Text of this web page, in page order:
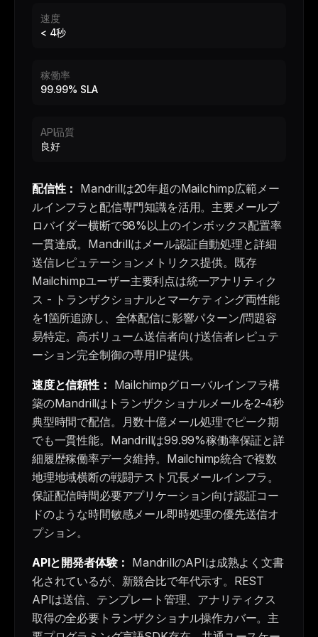
速度
< 4秒
稼働率
99.99% SLA
API品質
良好
配信性： Mandrillは20年超のMailchimp広範メー
ルインフラと配信専門知識を活用。主要メールプ
ロバイダー横断で98%以上のインボックス配置率
一貫達成。Mandrillはメール認証自動処理と詳細
送信レピュテーションメトリクス提供。既存
Mailchimpユーザー主要利点は統一アナリティク
ス - トランザクショナルとマーケティング両性能
を1箇所追跡し、全体配信に影響パターン/問題容
易特定。高ボリューム送信者向け送信者レピュテ
ーション完全制御の専用IP提供。
速度と信頼性： Mailchimpグローバルインフラ構
築のMandrillはトランザクショナルメールを2-4秒
典型時間で配信。月数十億メール処理でピーク期
でも一貫性能。Mandrillは99.99%稼働率保証と詳
細履歴稼働率データ維持。Mailchimp統合で複数
地理地域横断の戦闘テスト冗長メールインフラ。
保証配信時間必要アプリケーション向け認証コー
ドのような時間敏感メール即時処理の優先送信オ
プション。
APIと開発者体験： MandrillのAPIは成熟よく文書
化されているが、新競合比で年代示す。REST
APIは送信、テンプレート管理、アナリティクス
取得の全必要トランザクショナル操作カバー。主